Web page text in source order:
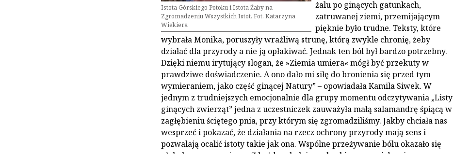
Istota Górskiego Potoku i Istota Żaby na
Zgromadzeniu Wszystkich Istot. Fot. Katarzyna
Wiekiera
żalu po ginących gatunkach,
zatruwanej ziemi, przemijającym
pięknie było trudne. Teksty, które
wybrała Monika, poruszyły wrażliwą strunę, którą zwykle chronię, żeby
działać dla przyrody a nie ją opłakiwać. Jednak ten ból był bardzo potrzebny.
Dzięki niemu irytujący slogan, że »Ziemia umiera« mógł być przekuty w
prawdziwe doświadczenie. A ono dało mi siłę do bronienia się przed tym
wymieraniem, jako część ginącej Natury” – opowiadała Kamila Siwek. W
jednym z trudniejszych emocjonalnie dla grupy momentu odczytywania „Listy
ginących zwierząt” jedna z uczestniczek zauważyła małą salamandrę śpiącą w
zagłębieniu ściętego pnia, przy którym się zgromadziliśmy. Jakby chciała nas
wesprzeć i pokazać, że działania na rzecz ochrony przyrody mają sens i
pozwalają ocalić istoty takie jak ona. Wspólne przeżywanie bólu okazało się